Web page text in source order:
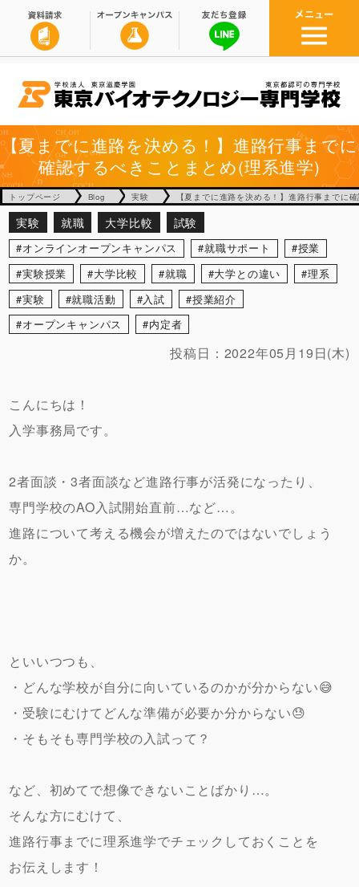
【夏までに進路を決める！】進路行事までに
確認するべきことまとめ(理系進学)
トップページ Blog 実験 【夏までに進路を決める！】進路行事までに
実験 就職 大学比較 試験
オンラインオープンキャンパス 就職サポート
授業
実験授業
大学比較 就職 大学との違い
理系
実験
就職活動 入試
授業紹介
オープンキャンパス
内定者
投稿日： 2022年05月19日(木)
こんにちは！
入学事務局です。
2者面談・3者面談など進路行事が活発になったり、
専門学校のAO入試開始直前…など…。
進路について考える機会が増えたのではないでしょう
か。
といいつつも、
・どんな学校が自分に向いているのかが分からない😅
・受験にむけてどんな準備が必要か分からない😓
・そもそも専門学校の入試って？
など、初めてで想像できないことばかり…。
そんな方にむけて、
進路行事までに理系進学でチェックしておくことを
お伝えします！